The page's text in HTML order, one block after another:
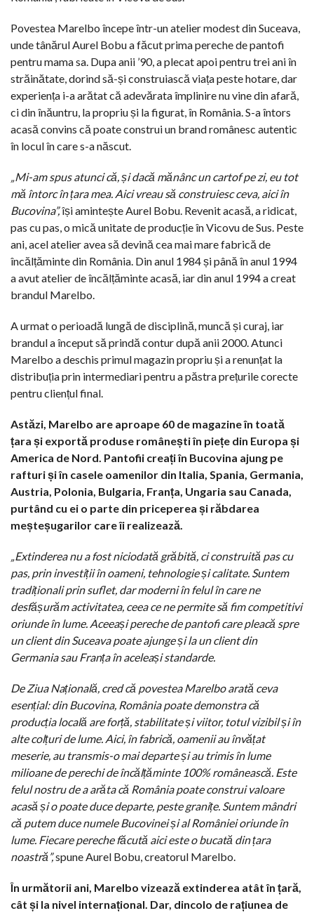
Povestea Marelbo începe într-un atelier modest din Suceava,
unde tânărul Aurel Bobu a făcut prima pereche de pantofi
pentru mama sa. Dupa anii ’90, a plecat apoi pentru trei ani în
străinătate, dorind să-și construiască viața peste hotare, dar
experiența i-a arătat că adevărata împlinire nu vine din afară,
ci din înăuntru, la propriu și la figurat, în România. S-a întors
acasă convins că poate construi un brand românesc autentic
în locul în care s-a născut.
„Mi-am spus atunci că, și dacă mănânc un cartof pe zi, eu tot
mă întorc în țara mea. Aici vreau să construiesc ceva, aici în
Bucovina”,își amintește Aurel Bobu. Revenit acasă, a ridicat,
pas cu pas, o mică unitate de producție în Vicovu de Sus. Peste
ani, acel atelier avea să devină cea mai mare fabrică de
încălțăminte din România. Din anul 1984 și până în anul 1994
a avut atelier de încălțăminte acasă, iar din anul 1994 a creat
brandul Marelbo.
A urmat o perioadă lungă de disciplină, muncă și curaj, iar
brandul a început să prindă contur după anii 2000. Atunci
Marelbo a deschis primul magazin propriu și a renunțat la
distribuția prin intermediari pentru a păstra prețurile corecte
pentru cliențul final.
Astăzi, Marelbo are aproape 60 de magazine în toată
țara și exportă produse românești în piețe din Europa și
America de Nord. Pantofii creați în Bucovina ajung pe
rafturi și în casele oamenilor din Italia, Spania, Germania,
Austria, Polonia, Bulgaria, Franța, Ungaria sau Canada,
purtând cu ei o parte din priceperea și răbdarea
meșteșugarilor care îi realizează.
„Extinderea nu a fost niciodată grăbită, ci construită pas cu
pas, prin investiții în oameni, tehnologie și calitate. Suntem
tradiționali prin suflet, dar moderni în felul în care ne
desfășurăm activitatea, ceea ce ne permite să fim competitivi
oriunde în lume. Aceeași pereche de pantofi care pleacă spre
un client din Suceava poate ajunge și la un client din
Germania sau Franța în aceleași standarde.
De Ziua Națională, cred că povestea Marelbo arată ceva
esențial: din Bucovina, România poate demonstra că
producția locală are forță, stabilitate și viitor, totul vizibil și în
alte colțuri de lume. Aici, în fabrică, oamenii au învățat
meserie, au transmis-o mai departe și au trimis în lume
milioane de perechi de încălțăminte 100% românească. Este
felul nostru de a arăta că România poate construi valoare
acasă și o poate duce departe, peste granițe. Suntem mândri
că putem duce numele Bucovinei și al României oriunde în
lume. Fiecare pereche făcută aici este o bucată din țara
noastră”,spune Aurel Bobu, creatorul Marelbo.
În următorii ani, Marelbo vizează extinderea atât în țară,
cât și la nivel internațional. Dar, dincolo de rațiunea de